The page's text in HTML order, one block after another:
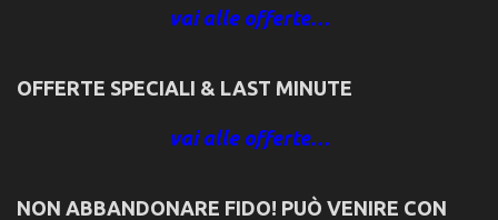
vai alle offerte…
OFFERTE SPECIALI & LAST MINUTE
vai alle offerte…
NON ABBANDONARE FIDO! PUÒ VENIRE CON